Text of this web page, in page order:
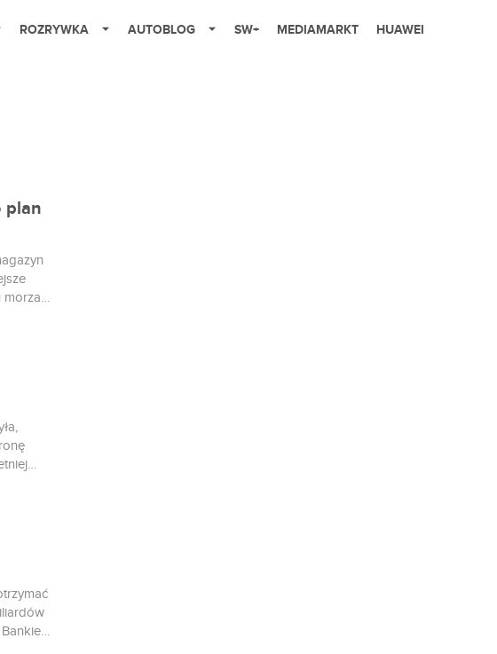
ROZRYWKA AUTOBLOG SW+ MEDIAMARKT HUAWEI
plan
morza i